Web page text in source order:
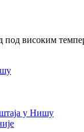
у Нишу